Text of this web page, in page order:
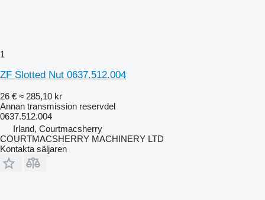
1
ZF Slotted Nut 0637.512.004
26 € ≈ 285,10 kr
Annan transmission reservdel
0637.512.004
Irland, Courtmacsherry
COURTMACSHERRY MACHINERY LTD
Kontakta säljaren